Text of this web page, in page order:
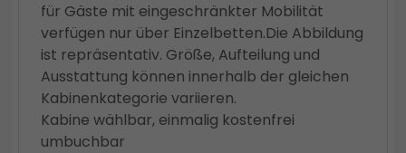
für Gäste mit eingeschränkter Mobilität
verfügen nur über Einzelbetten.Die Abbildung
ist repräsentativ. Größe, Aufteilung und
Ausstattung können innerhalb der gleichen
Kabinenkategorie variieren.
Kabine wählbar, einmalig kostenfrei
umbuchbar